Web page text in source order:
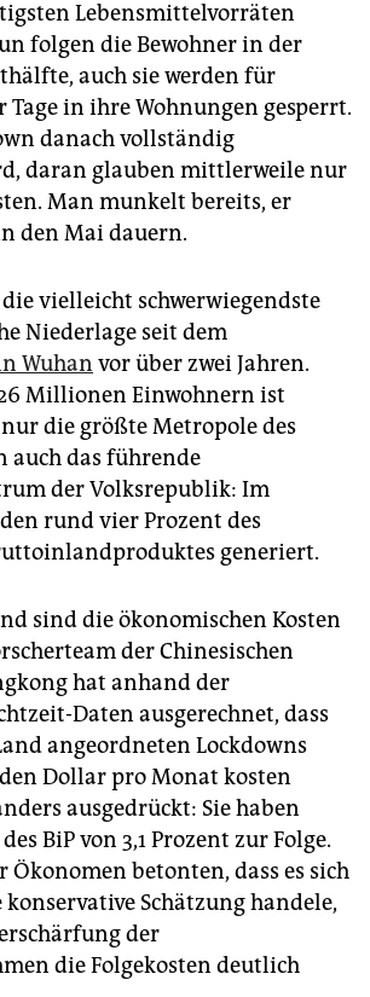
Lebensmittelvorräten
folgen die Bewohner in der
auch sie werden für
in ihre Wohnungen gesperrt.
danach vollständig
daran glauben mittlerweile nur
Man munkelt bereits, er
den Mai dauern.
vielleicht schwerwiegendste
Niederlage seit dem
Wuhan vor über zwei Jahren.
Millionen Einwohnern ist
die größte Metropole des
auch das führende
der Volksrepublik: Im
rund vier Prozent des
generiert.
sind die ökonomischen Kosten
der Chinesischen
hat anhand der
Daten ausgerechnet, dass
angeordneten Lockdowns
Dollar pro Monat kosten
ausgedrückt: Sie haben
BiP von 3,1 Prozent zur Folge.
Ökonomen betonten, dass es sich
Schätzung handele,
der
die Folgekosten deutlich